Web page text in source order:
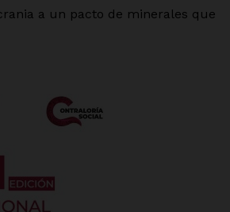
a un pacto de minerales que